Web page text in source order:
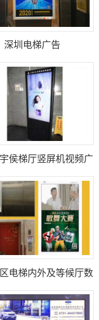
深圳电梯广告
侯梯厅竖屏机视频广
电梯内外及等候厅数